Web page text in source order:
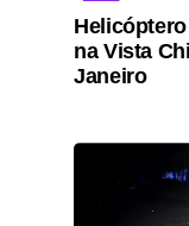
na Vista
Janeiro